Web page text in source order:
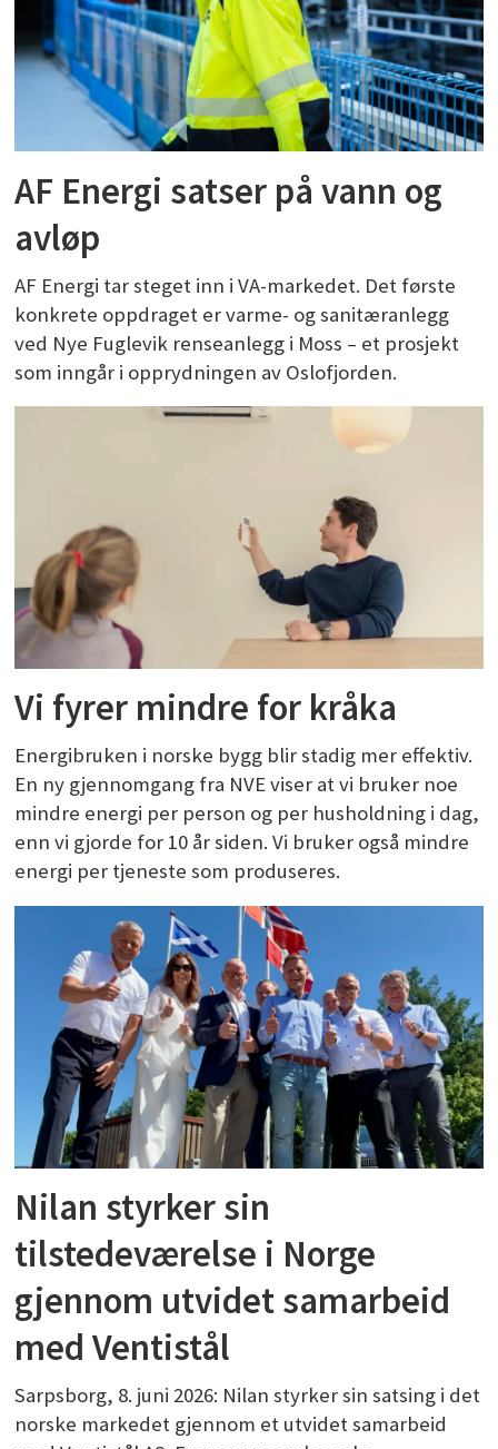
AF Energi satser på vann og
avløp
AF Energi tar steget inn i VA-markedet. Det første
konkrete oppdraget er varme- og sanitæranlegg
ved Nye Fuglevik renseanlegg i Moss – et prosjekt
som inngår i opprydningen av Oslofjorden.
Vi fyrer mindre for kråka
Energibruken i norske bygg blir stadig mer effektiv.
En ny gjennomgang fra NVE viser at vi bruker noe
mindre energi per person og per husholdning i dag,
enn vi gjorde for 10 år siden. Vi bruker også mindre
energi per tjeneste som produseres.
Nilan styrker sin
tilstedeværelse i Norge
gjennom utvidet samarbeid
med Ventistål
Sarpsborg, 8. juni 2026: Nilan styrker sin satsing i det
norske markedet gjennom et utvidet samarbeid